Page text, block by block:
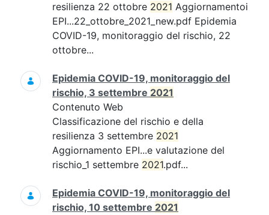
resilienza 22 ottobre 2021 Aggiornamentoi
EPI...22_ottobre_2021_new.pdf Epidemia
COVID-19, monitoraggio del rischio, 22
ottobre...
Epidemia COVID-19, monitoraggio del
rischio, 3 settembre 2021
Contenuto Web
Classificazione del rischio e della
resilienza 3 settembre 2021
Aggiornamento EPI...e valutazione del
rischio_1 settembre 2021.pdf...
Epidemia COVID-19, monitoraggio del
rischio, 10 settembre 2021